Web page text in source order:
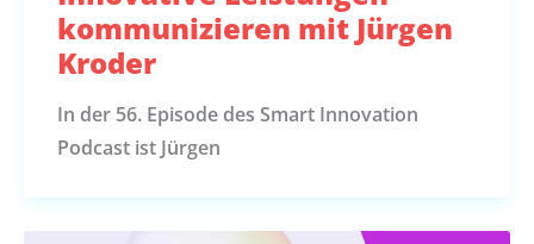
kommunizieren mit Jürgen
Kroder
In der 56. Episode des Smart Innovation
Podcast ist Jürgen